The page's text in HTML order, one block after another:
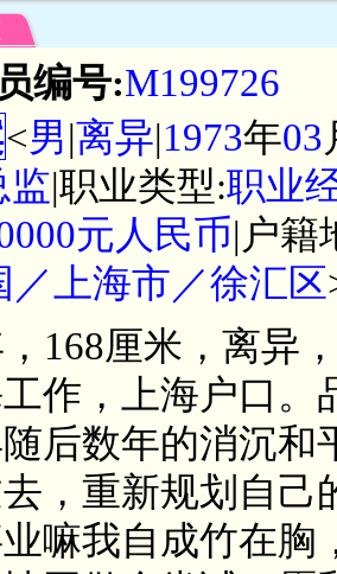
编号:M199726
<男|离异|1973年03
监|职业类型:职业
元人民币|户籍
／上海市／徐汇区
168厘米，离异
作，上海户口。
后数年的消沉
，重新规划自己
嘛我自成竹在